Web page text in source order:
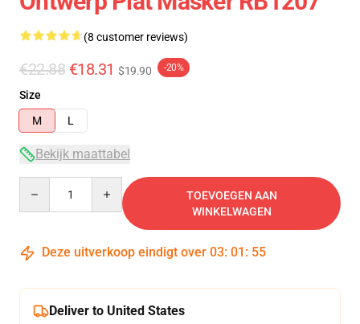
(8 customer reviews)
€22.88 €18.31 $19.90 -20%
Size
M
L
Bekijk maattabel
TOEVOEGEN AAN
WINKELWAGEN
Deze uitverkoop eindigt over 03: 01 : 54
Deliver to United States